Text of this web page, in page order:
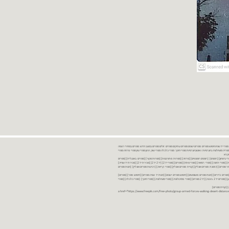
ספרים יד שניה ספרים משומשים ספרים חדשים ספרים יד 2 מכירת ספרים יד שניה ספרי יד שניהחיפוש ספרים ספרים ישנים ספרים עתיקים ספרים זולים ספרים במצב חדש ספרים במחירי רצפה
במבצע ספרים יד 2 ברמת גן ספרים יד 2 ביבנה יד 2 ספרים ספרי פסיכולוגיה ספריה סוציולוגיה ביוגרפיות ו אוטוביוגרפיות ספרי חינוך ספרי כלכלה ספרי שוק ההון ספרי עיון ספרי פרוזה ספרי
ביטחון] [רומנים] [רומנים רומנטיים] [פרוזה] [ספרות מתורגמת] [ספרות מקור] [ספרים באנגלית] [ספרים
חדשים מהחנות] [ספרים מומלצים] [ספרי בישול] [ספרי עידן חדש] [ספרי עסקים] [ספרי מורשת] [מחזות] [ספרי שירה] [ספרי בריאות] [ספרי תזונה] [ספרי רפואה] [ספרי מתח] [ספרים] [ספרי יד 2[ [יד 2 יד 2[ [מכירת יד 2[ [מכירת יד שנייה]
יד 2[ [ספר] [ספרים יד 2[ [הזמנת ספרים] [יד 2 ספרים] [ספרים בזול] [אתר ספרים] [הזמנת ספרים אונליין] [קניית ספרים אונליין] [ספרי קריאה] [רכישת ספרים אונליין] [חנות ספרים
נדירים] [חנות ספרים משומשים] [חיפוש ספרים ישנים] [חנות יד שניה ספרים] [חיפוש ספר] [ספרים]
[חנות ספרים זולים] [ספרים חדשים] [ספרים במחירי רצפה] [ספרים במשלוח חינם] [ספרים במשלוח עד הבית] [ספרים יד 2 ברמת גן] [ספרים יד 2 ביבנה] [יד 2 ספרים] [ספרי פסיכולוגיה] [ספרי סוציולוגיה] [ספרי חינוך] [ספרי כלכלה] [ספרי
[קניית ספרים]
<a href="https://www.freepik.com/free-photo/group-armed-forces-walking-desert-